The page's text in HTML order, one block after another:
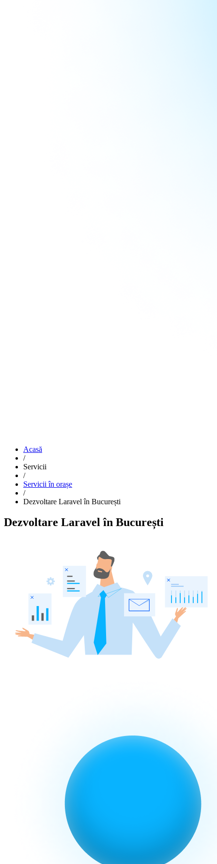
Acasă
/
Servicii
/
Servicii în orașe
/
Dezvoltare Laravel în București
Dezvoltare Laravel în București